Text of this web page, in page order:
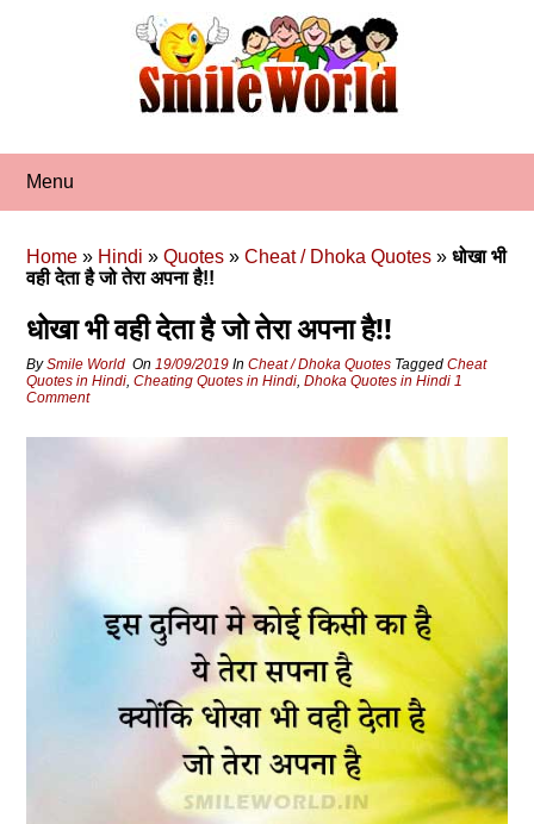
Menu
Home » Hindi »Quotes »Cheat / Dhoka Quotes »धोखा भी
वही देता है जो तेरा अपना है!!
धोखा भी वही देता है जो तेरा अपना है!!
BySmile World On19/09/2019 InCheat / Dhoka Quotes TaggedCheat
Quotes in Hindi,Cheating Quotes in Hindi,Dhoka Quotes in Hindi 1
Comment